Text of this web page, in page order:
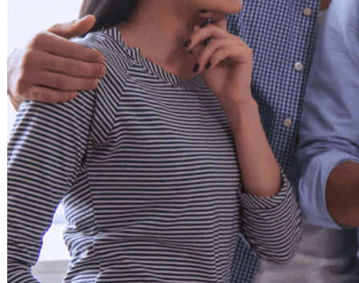
Inteligencia Artificial
Implementamos soluciones de IA que optimizan procesos y